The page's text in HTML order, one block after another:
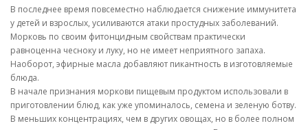
В последнее время повсеместно наблюдается снижение иммунитета
у детей и взрослых, усиливаются атаки простудных заболеваний.
Морковь по своим фитонцидным свойствам практически
равноценна чесноку и луку, но не имеет неприятного запаха.
Наоборот, эфирные масла добавляют пикантность в изготовляемые
блюда.
В начале признания моркови пищевым продуктом использовали в
приготовлении блюд, как уже упоминалось, семена и зеленую ботву.
В меньших концентрациях, чем в других овощах, но в более полном